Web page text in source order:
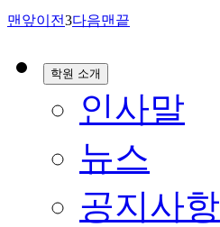
맨앞이전3다음맨끝
학원 소개
인사말
뉴스
공지사항